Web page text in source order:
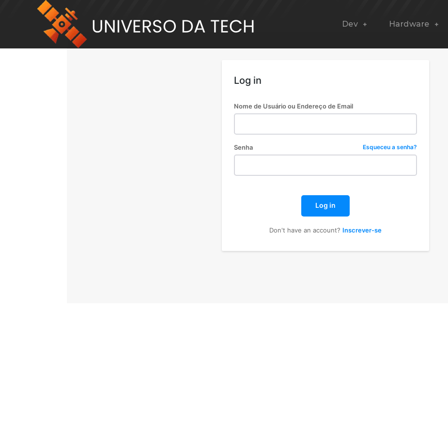
Dev Hardware
Log in
Nome de Usuário ou Endereço de Email
Senha Esqueceu a senha?
Log in
Don't have an account? Inscrever-se